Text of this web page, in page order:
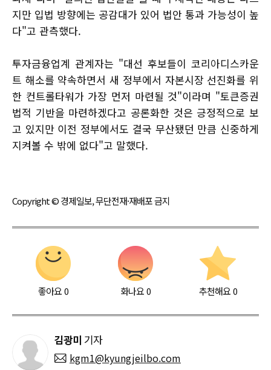
지만 입법 방향에는 공감대가 있어 법안 통과 가능성이 높
다"고 관측했다.
투자금융업계 관계자는 "대선 후보들이 코리아디스카운
트 해소를 약속하면서 새 정부에서 자본시장 선진화를 위
한 컨트롤타워가 가장 먼저 마련될 것"이라며 "토큰증권
법적 기반을 마련하겠다고 공론화한 것은 긍정적으로 보
고 있지만 이전 정부에서도 결국 무산됐던 만큼 신중하게
지켜볼 수 밖에 없다"고 말했다.
Copyright © 경제일보, 무단전재·재배포 금지
좋아요0 화나요0 추천해요 0
김광미 기자
kgm1@kyungjeilbo.com